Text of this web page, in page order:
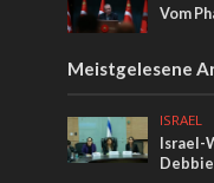
Vom
Meistgelesene
ISRAEL
Israel-